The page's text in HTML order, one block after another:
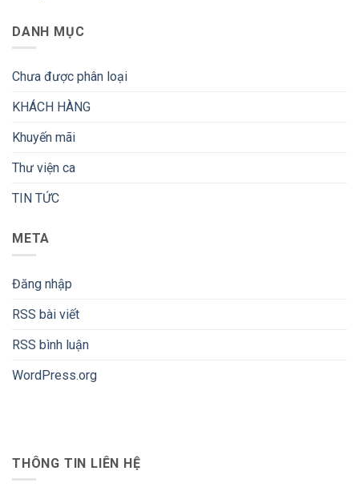
DANH MỤC
Chưa được phân loại
KHÁCH HÀNG
Khuyến mãi
Thư viện ca
TIN TỨC
META
Đăng nhập
RSS bài viết
RSS bình luận
WordPress.org
THÔNG TIN LIÊN HỆ